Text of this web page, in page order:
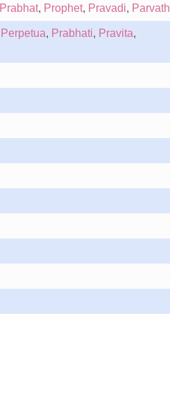
Prabhat, Prophet, Pravadi, Parvath
Perpetua, Prabhati, Pravita,